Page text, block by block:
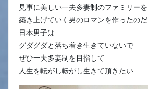
見事に美しい一夫多妻制のファミリーを
築き上げていく男のロマンを作ったのだ
日本男子は
グダグダと落ち着き生きていないで
ぜひ一夫多妻制を目指して
人生を転がし転がし生きて頂きたい